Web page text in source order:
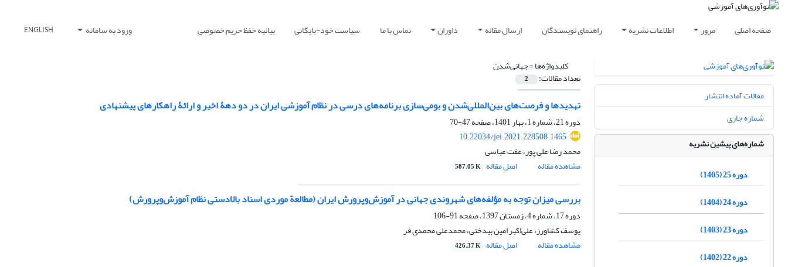
صفحه اصلی مرور اطلاعات نشریه راهنمای نویسندگان ارسال مقاله داوران تماس با ما سیاست خود-بایگانی بیانیه حفظ حریم خصوصی ورود به سامانه ENGLISH
کلیدواژه‌ها =جهانی‌شدن
تعداد مقالات: 2
تهدید‌ها و فرصت‌های بین‌المللی‌شدن و بومی‌سازی برنامه‌های درسی در نظام آموزشی ایران در دو دهۀ اخیر و ارائۀ راهکار‌های پیشنهادی
دوره 21، شماره 1، بهار 1401، صفحه
47-70
10.22034/jei.2021.228508.1465
محمد رضا علی پور، عفت عباسی
مشاهده مقاله
اصل مقاله 587.05 K
بررسی میزان توجه به مؤلفه‌های شهروندی جهانی در آموزش‌وپرورش ایران (مطالعة موردی اسناد بالادستی نظام آموزش‌وپرورش)
دوره 17، شماره 4، زمستان 1397، صفحه
91-106
یوسف کشاورز، علی‌اکبر امین بیدختی، محمدعلی محمدی فر
مشاهده مقاله
اصل مقاله 426.37 K
مقالات آماده انتشار
شماره جاری
شماره‌های پیشین نشریه
دوره 25 (1405)
دوره 24 (1404)
دوره 23 (1403)
دوره 22 (1402)